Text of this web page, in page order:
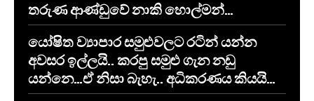
තරුණ ආණ්ඩුවේ නාකි හොල්මන්…
යෝෂිත ව්‍යාපාර සමුළුවලට රටින් යන්න
අවසර ඉල්ලයි.. කරපු සමුළු ගැන නඩු
යන්නෙ…ඒ නිසා බැහැ.. අධිකරණය කියයි…